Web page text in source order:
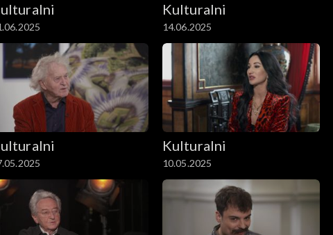
Kulturalni
14.06.2025
Kulturalni
10.05.2025